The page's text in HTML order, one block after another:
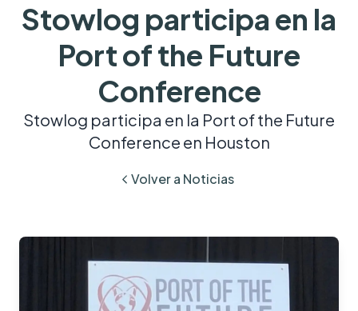
Stowlog participa en la
Port of the Future
Conference
Stowlog participa en la Port of the Future
Conference en Houston
Volver a Noticias